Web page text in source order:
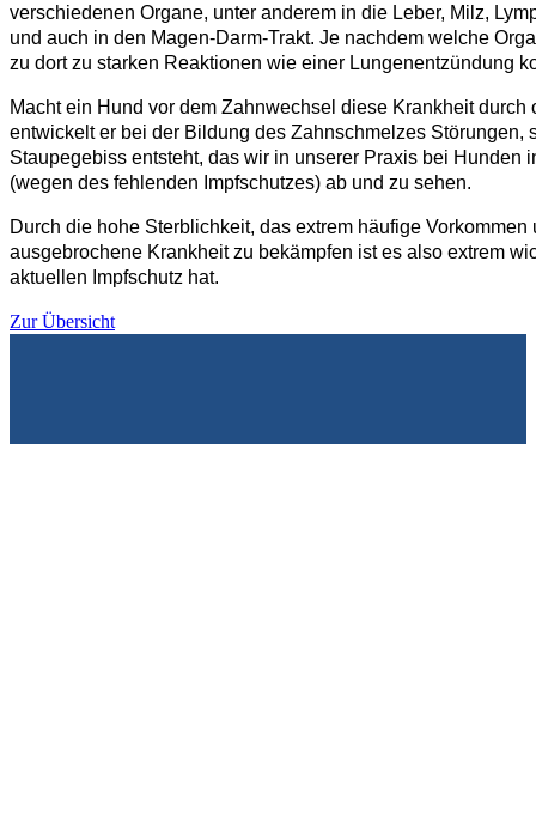
verschiedenen Organe, unter anderem in die Leber, Milz,
und auch in den Magen-Darm-Trakt. Je nachdem welche
zu dort zu starken Reaktionen wie einer Lungenentzündung
Macht ein Hund vor dem Zahnwechsel diese Krankheit durch
entwickelt er bei der Bildung des Zahnschmelzes Störungen,
Staupegebiss entsteht, das wir in unserer Praxis bei Hunden
(wegen des fehlenden Impfschutzes) ab und zu sehen.
Durch die hohe Sterblichkeit, das extrem häufige
ausgebrochene Krankheit zu bekämpfen ist es also extrem
aktuellen Impfschutz hat.
Zur Übersicht